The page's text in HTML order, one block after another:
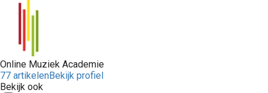
Online Muziek Academie
77 artikelenBekijk profiel
Bekijk ook